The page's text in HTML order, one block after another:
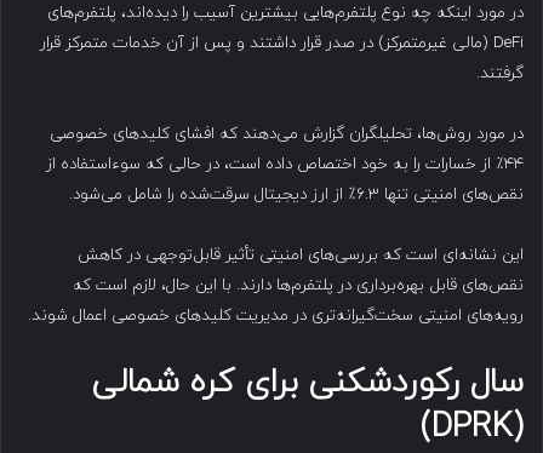
در مورد اینکه چه نوع پلتفرم‌هایی بیشترین آسیب را دیده‌اند، پلتفرم‌های
DeFi (مالی غیرمتمرکز) در صدر قرار داشتند و پس از آن خدمات متمرکز قرار
گرفتند.
در مورد روش‌ها، تحلیلگران گزارش می‌دهند که افشای کلیدهای خصوصی
۴۴٪ از خسارات را به خود اختصاص داده است، در حالی که سوءاستفاده از
نقص‌های امنیتی تنها ۶.۳٪ از ارز دیجیتال سرقت‌شده را شامل می‌شود.
این نشانه‌ای است که بررسی‌های امنیتی تأثیر قابل‌توجهی در کاهش
نقص‌های قابل بهره‌برداری در پلتفرم‌ها دارند. با این حال، لازم است که
رویه‌های امنیتی سخت‌گیرانه‌تری در مدیریت کلیدهای خصوصی اعمال شوند.
سال رکوردشکنی برای کره شمالی
(DPRK)